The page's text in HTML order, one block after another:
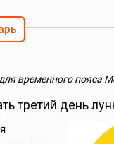
временного пояса
третий день